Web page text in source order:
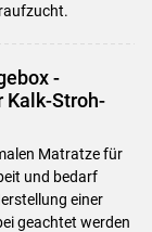
-
Kalk-Stroh-
Matratze für
und bedarf
einer
geachtet werden